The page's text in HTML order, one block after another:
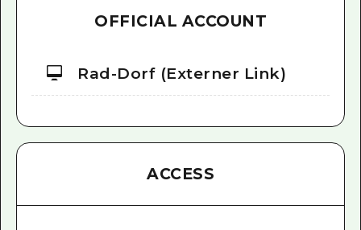
OFFICIAL ACCOUNT
Rad-Dorf (Externer Link)
ACCESS